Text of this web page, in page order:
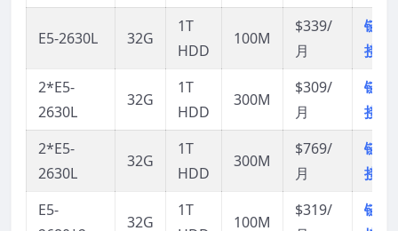
E5-2630L 32G
1T
HDD
100M
$339/
月
链
接
2*E5-
2630L
32G
1T
HDD
300M
$309/
月
链
接
2*E5-
2630L
32G
1T
HDD
300M
$769/
月
链
接
E5-
32G
1T
100M
$319/
链